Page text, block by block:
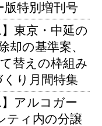
版特別増刊号
東京・中延の
却の基準案、
替えの枠組み
くり月間特集
アルコガー
ティ内の分譲